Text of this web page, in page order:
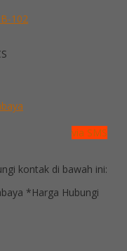
102
via SMS
kontak di bawah ini:
*Harga Hubungi